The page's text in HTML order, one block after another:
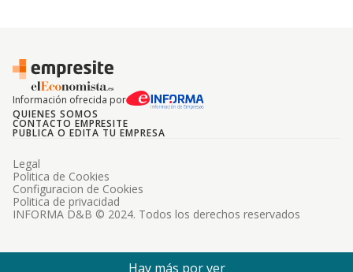
Información ofrecida por
QUIENES SOMOS
CONTACTO EMPRESITE
PUBLICA O EDITA TU EMPRESA
INFORMA D&B © 2024. Todos los derechos reservados
Legal
Politica de Cookies
Configuracion de Cookies
Politica de privacidad
Hay más por ver